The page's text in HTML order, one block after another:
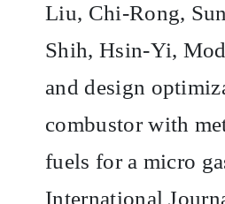
Liu, Chi-Rong,
Shih, Hsin-Yi,
and design
combustor with
fuels for a micro
International